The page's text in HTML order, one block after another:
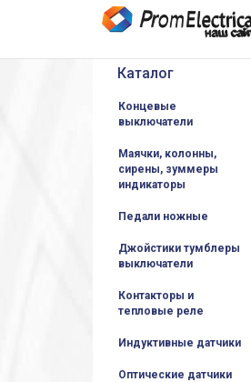
Каталог
Концевые
выключатели
Маячки, колонны,
сирены, зуммеры
индикаторы
Педали ножные
Джойстики тумблеры
выключатели
Контакторы и
тепловые реле
Индуктивные датчики
Оптические датчики